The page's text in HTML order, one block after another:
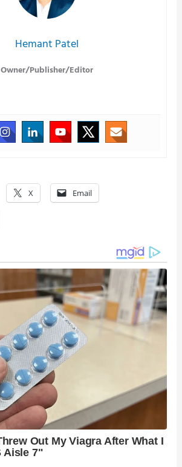
Hemant Patel
Owner/Publisher/Editor
X Email